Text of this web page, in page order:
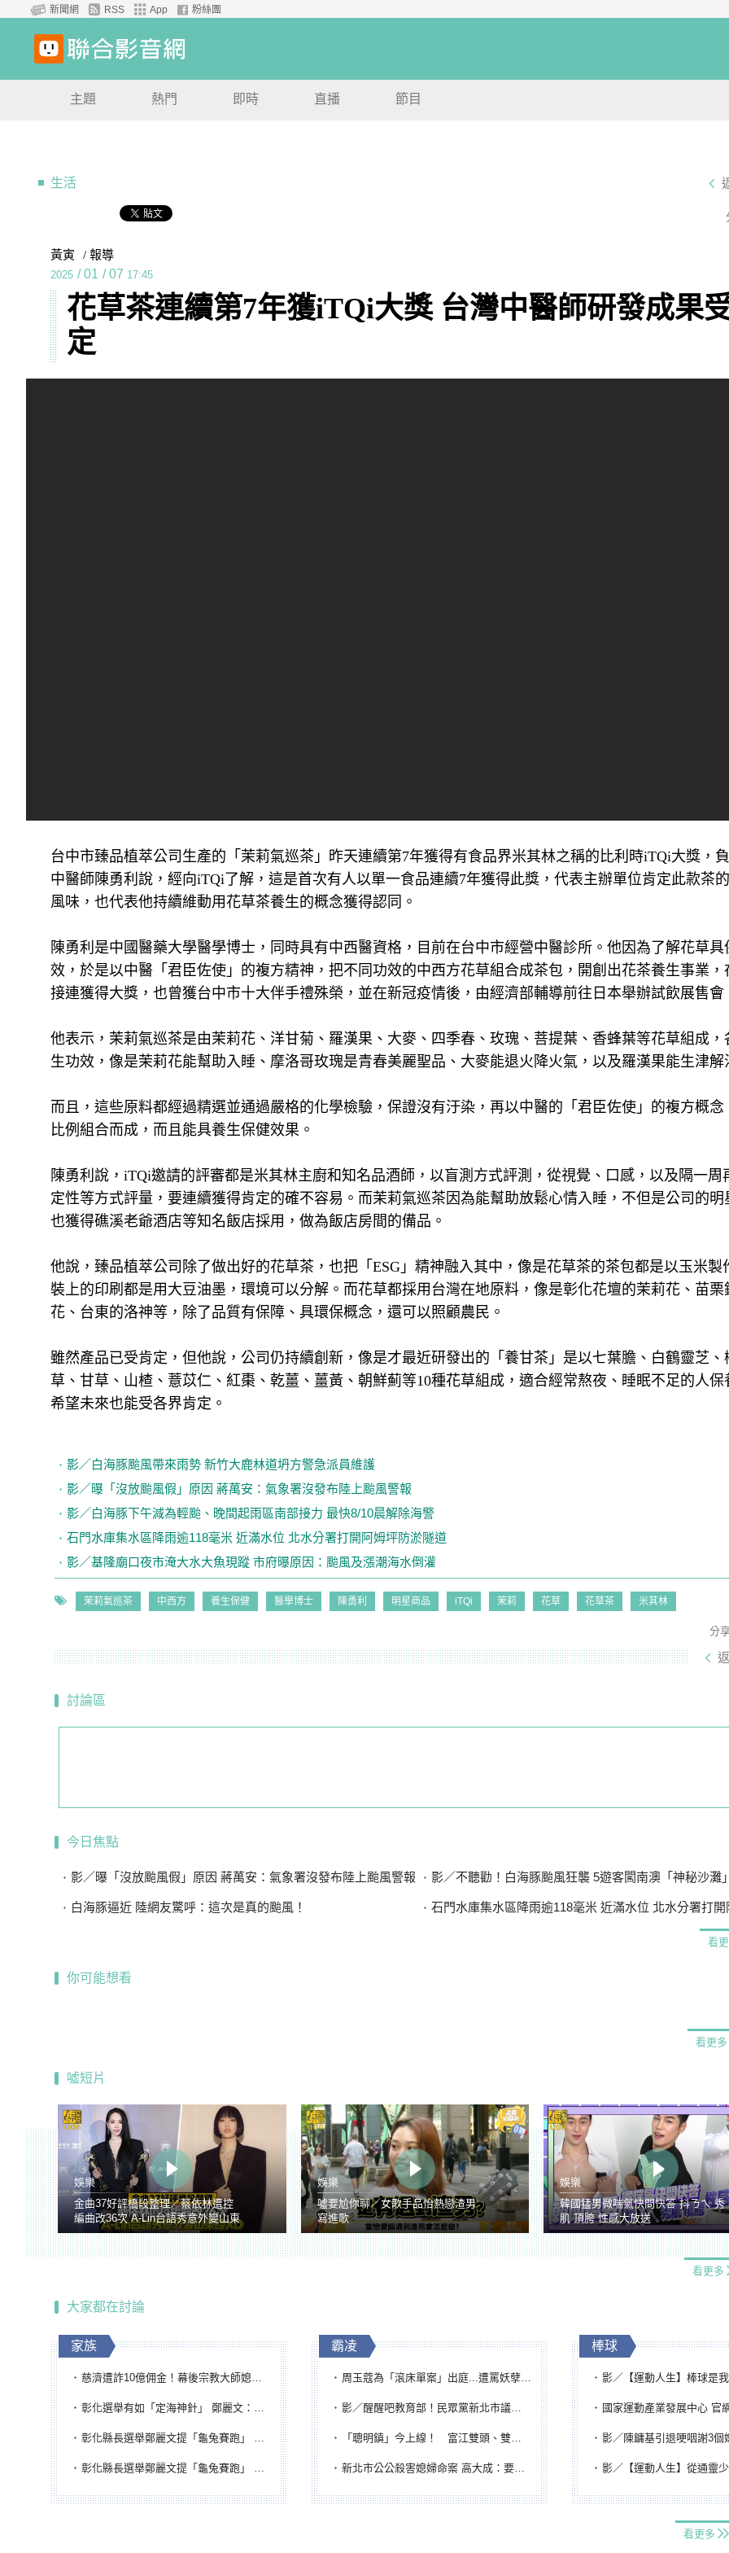
新聞網 RSS App 粉絲團
主題 熱門 即時 直播 節目
生活
黃寅 / 報導
2025 / 01 / 07 17:45
花草茶連續第7年獲iTQi大獎 台灣中醫師研發成果
定
台中市臻品植萃公司生產的「茉莉氣巡茶」昨天連續第7年獲得有食品界米其林之稱的比利時iTQi大獎，負
中醫師陳勇利說，經向iTQi了解，這是首次有人以單一食品連續7年獲得此獎，代表主辦單位肯定此款茶
風味，也代表他持續維動用花草茶養生的概念獲得認同。
陳勇利是中國醫藥大學醫學博士，同時具有中西醫資格，目前在台中市經營中醫診所。他因為了解花草具
效，於是以中醫「君臣佐使」的複方精神，把不同功效的中西方花草組合成茶包，開創出花茶養生事業，
接連獲得大獎，也曾獲台中市十大伴手禮殊榮，並在新冠疫情後，由經濟部輔導前往日本舉辦試飲展售會
他表示，茉莉氣巡茶是由茉莉花、洋甘菊、羅漢果、大麥、四季春、玫瑰、菩提葉、香蜂葉等花草組成，
生功效，像是茉莉花能幫助入睡、摩洛哥玫瑰是青春美麗聖品、大麥能退火降火氣，以及羅漢果能生津解
而且，這些原料都經過精選並通過嚴格的化學檢驗，保證沒有汙染，再以中醫的「君臣佐使」的複方概念
比例組合而成，而且能具養生保健效果。
陳勇利說，iTQi邀請的評審都是米其林主廚和知名品酒師，以盲測方式評測，從視覺、口感，以及隔一周
定性等方式評量，要連續獲得肯定的確不容易。而茉莉氣巡茶因為能幫助放鬆心情入睡，不但是公司的明
也獲得礁溪老爺酒店等知名飯店採用，做為飯店房間的備品。
他說，臻品植萃公司除了做出好的花草茶，也把「ESG」精神融入其中，像是花草茶的茶包都是以玉米製
裝上的印刷都是用大豆油墨，環境可以分解。而花草都採用台灣在地原料，像是彰化花壇的茉莉花、苗栗
花、台東的洛神等，除了品質有保障、具環保概念，還可以照顧農民。
雖然產品已受肯定，但他說，公司仍持續創新，像是才最近研發出的「養甘茶」是以七葉膽、白鶴靈芝、
草、甘草、山楂、薏苡仁、紅棗、乾薑、薑黃、朝鮮薊等10種花草組成，適合經常熬夜、睡眠不足的人保
希望未來也能受各界肯定。
影／白海豚颱風帶來雨勢 新竹大鹿林道坍方警急派員維護
影／曝「沒放颱風假」原因 蔣萬安：氣象署沒發布陸上颱風警報
影／白海豚下午減為輕颱、晚間起雨區南部接力 最快8/10晨解除海警
石門水庫集水區降雨逾118毫米 近滿水位 北水分署打開阿姆坪防淤隧道
影／基隆廟口夜市淹大水大魚現蹤 市府曝原因：颱風及漲潮海水倒灌
茉莉氣巡茶 中西方 養生保健 醫學博士 陳勇利 明星商品 iTQi 茉莉 花草 花草茶 米其林
分
討論區
今日焦點
影／曝「沒放颱風假」原因 蔣萬安：氣象署沒發布陸上颱風警報 影／不聽勸！白海豚颱風狂襲 5遊客闖南澳「神秘沙灘」最高
白海豚逼近 陸網友驚呼：這次是真的颱風！ 石門水庫集水區降雨逾118毫米 近滿水位 北水分署打開阿姆坪
看
你可能想看
看更多
噓短片
娛樂
金曲37好評橋段整理／蔡依林遭控
編曲改36次 A-Lin台語秀意外變山東
腔
娛樂
噓要尬你聊／女歌手品怡熱戀渣男
寫進歌
娛樂
韓國猛男微喘氣快問快答 抖ㄋㄟ 秀
肌 頂胯 性感大放送
看更多
大家都在討論
家族
慈濟遭詐10億佣金！幕後宗教大師媳婦獲100萬交保...快步奔離不發一語
彰化選舉有如「定海神針」 鄭麗文：傾全黨之力讓彰化贏
彰化縣長選舉鄭麗文提「龜兔賽跑」 綠營、無黨籍忙否認是烏龜
彰化縣長選舉鄭麗文提「龜兔賽跑」 綠營、無黨籍忙否認是烏龜
霸凌
周玉蔻為「滾床單案」出庭...遭罵妖孽下地獄 張淑娟批：舌頭殺人有罪
影／醒醒吧教育部！民眾黨新北市議員參選人提出校園反毒防線升級政見
「聰明鎮」今上線！ 富江雙頭、雙一、人頭氣球全登場
新北市公公殺害媳婦命案 高大成：要害殺多刀顯示怨恨深
棒球
影／【運動人生】棒球是我一生志業！李文傳回嘉義
國家運動產業發展中心 官網與品牌識
影／陳鏞基引退哽咽謝3個媽媽 最大
影／【運動人生】從通靈少女到無任所大使 劉柏君
看更多